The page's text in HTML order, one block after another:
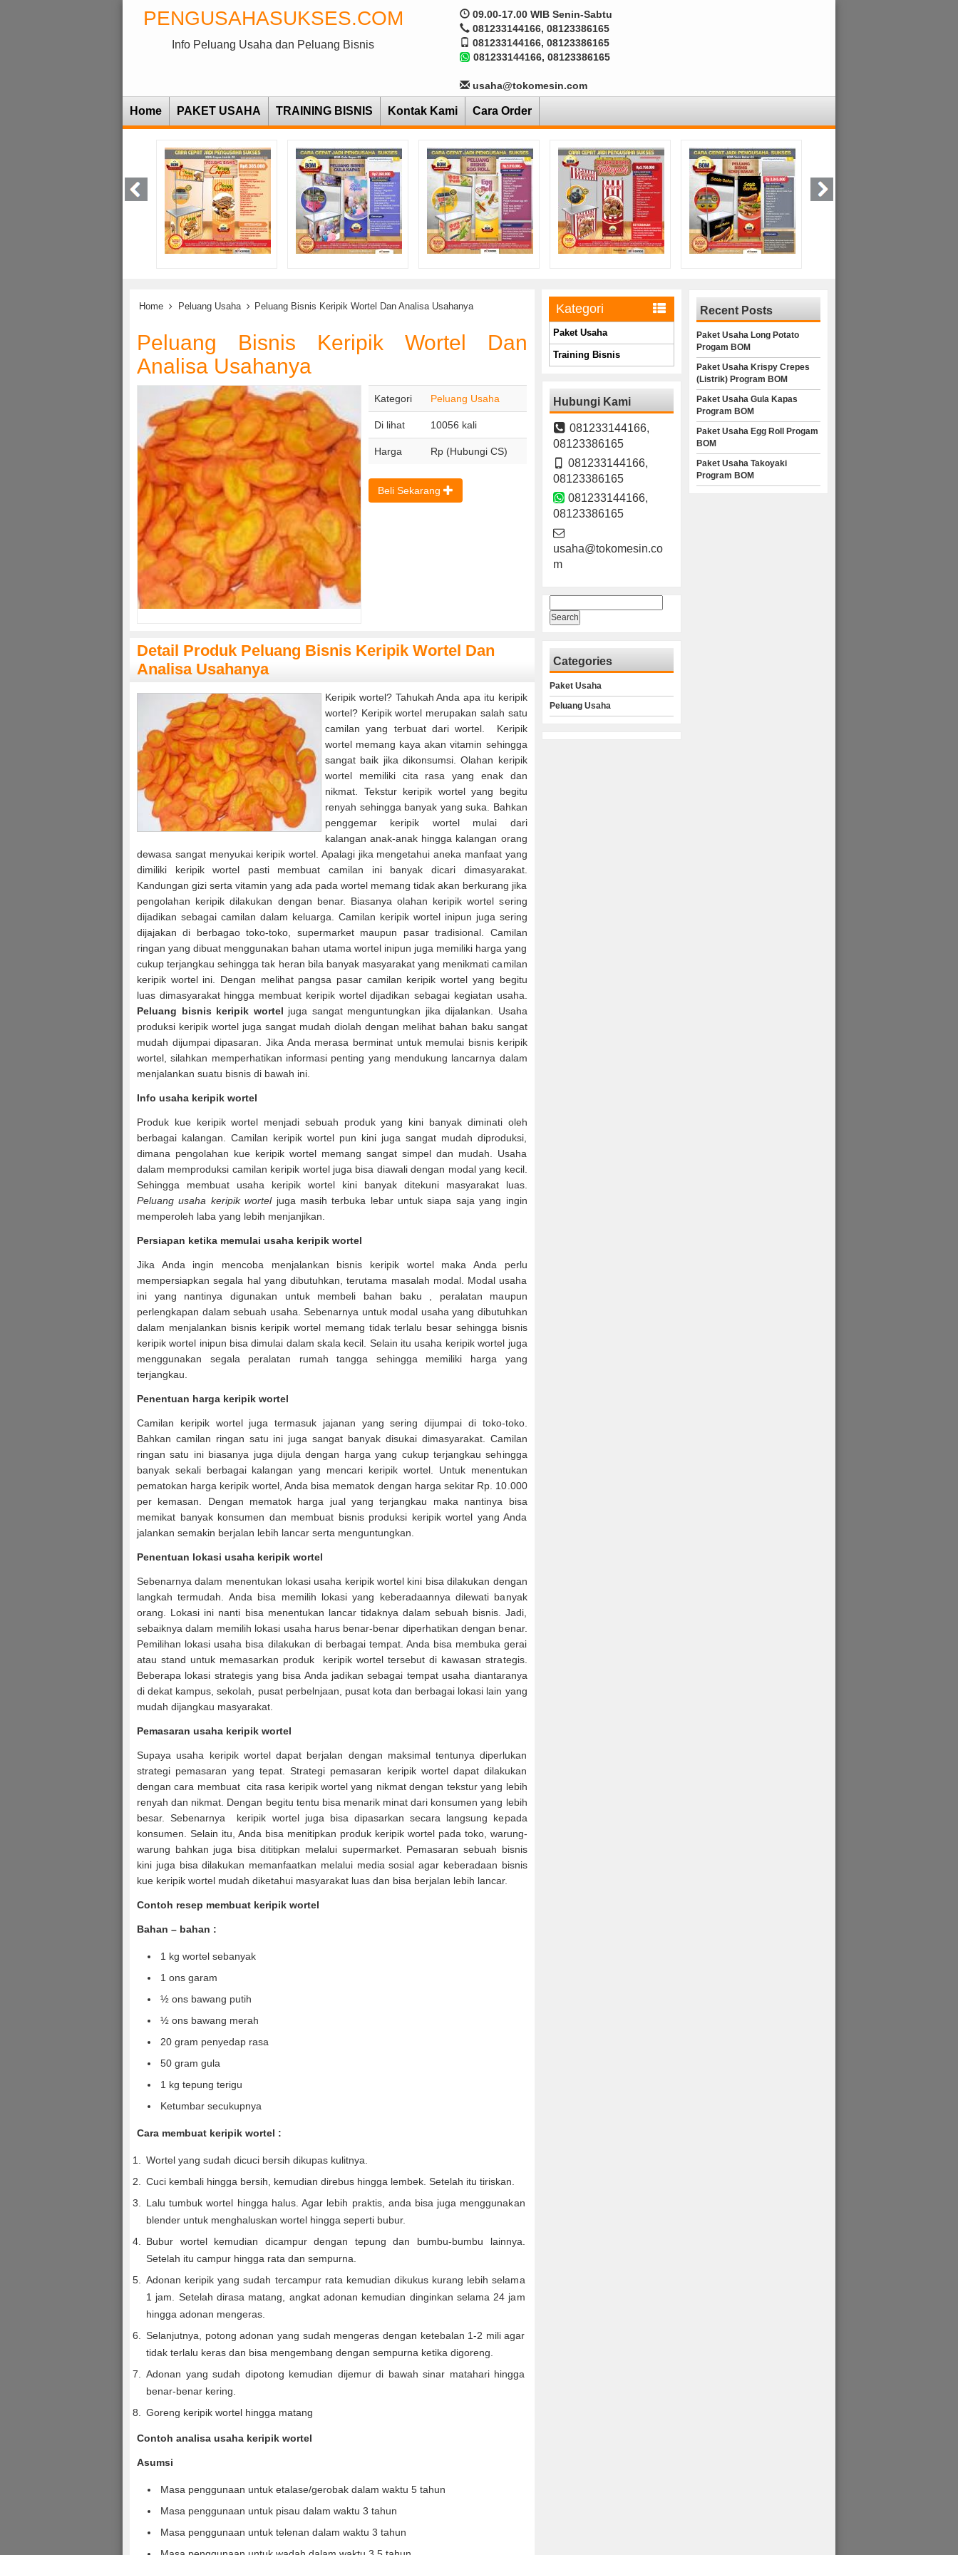
PENGUSAHASUKSES.COM
Info Peluang Usaha dan Peluang Bisnis
09.00-17.00 WIB Senin-Sabtu
081233144166, 08123386165
081233144166, 08123386165
081233144166, 08123386165
usaha@tokomesin.com
Home PAKET USAHA TRAINING BISNIS Kontak Kami Cara Order
Home Peluang Usaha Peluang Bisnis Keripik Wortel Dan Analisa Usahanya
Peluang Bisnis Keripik Wortel Dan
Analisa Usahanya
Kategori Peluang Usaha
Di lihat 10056 kali
Harga Rp (Hubungi CS)
Beli Sekarang
Detail Produk Peluang Bisnis Keripik Wortel Dan
Analisa Usahanya
Keripik wortel? Tahukah Anda apa itu keripik
wortel? Keripik wortel merupakan salah satu
camilan yang terbuat dari wortel. Keripik
wortel memang kaya akan vitamin sehingga
sangat baik jika dikonsumsi. Olahan keripik
wortel memiliki cita rasa yang enak dan
nikmat. Tekstur keripik wortel yang begitu
renyah sehingga banyak yang suka. Bahkan
penggemar keripik wortel mulai dari
kalangan anak-anak hingga kalangan orang
dewasa sangat menyukai keripik wortel. Apalagi jika mengetahui aneka manfaat yang
dimiliki keripik wortel pasti membuat camilan ini banyak dicari dimasyarakat.
Kandungan gizi serta vitamin yang ada pada wortel memang tidak akan berkurang jika
pengolahan keripik dilakukan dengan benar. Biasanya olahan keripik wortel sering
dijadikan sebagai camilan dalam keluarga. Camilan keripik wortel inipun juga sering
dijajakan di berbagao toko-toko, supermarket maupun pasar tradisional. Camilan
ringan yang dibuat menggunakan bahan utama wortel inipun juga memiliki harga yang
cukup terjangkau sehingga tak heran bila banyak masyarakat yang menikmati camilan
keripik wortel ini. Dengan melihat pangsa pasar camilan keripik wortel yang begitu
luas dimasyarakat hingga membuat keripik wortel dijadikan sebagai kegiatan usaha.
Peluang bisnis keripik wortel juga sangat menguntungkan jika dijalankan. Usaha
produksi keripik wortel juga sangat mudah diolah dengan melihat bahan baku sangat
mudah dijumpai dipasaran. Jika Anda merasa berminat untuk memulai bisnis keripik
wortel, silahkan memperhatikan informasi penting yang mendukung lancarnya dalam
menjalankan suatu bisnis di bawah ini.
Info usaha keripik wortel
Produk kue keripik wortel menjadi sebuah produk yang kini banyak diminati oleh
berbagai kalangan. Camilan keripik wortel pun kini juga sangat mudah diproduksi,
dimana pengolahan kue keripik wortel memang sangat simpel dan mudah. Usaha
dalam memproduksi camilan keripik wortel juga bisa diawali dengan modal yang kecil.
Sehingga membuat usaha keripik wortel kini banyak ditekuni masyarakat luas.
Peluang usaha keripik wortel juga masih terbuka lebar untuk siapa saja yang ingin
memperoleh laba yang lebih menjanjikan.
Persiapan ketika memulai usaha keripik wortel
Jika Anda ingin mencoba menjalankan bisnis keripik wortel maka Anda perlu
mempersiapkan segala hal yang dibutuhkan, terutama masalah modal. Modal usaha
ini yang nantinya digunakan untuk membeli bahan baku , peralatan maupun
perlengkapan dalam sebuah usaha. Sebenarnya untuk modal usaha yang dibutuhkan
dalam menjalankan bisnis keripik wortel memang tidak terlalu besar sehingga bisnis
keripik wortel inipun bisa dimulai dalam skala kecil. Selain itu usaha keripik wortel juga
menggunakan segala peralatan rumah tangga sehingga memiliki harga yang
terjangkau.
Penentuan harga keripik wortel
Camilan keripik wortel juga termasuk jajanan yang sering dijumpai di toko-toko.
Bahkan camilan ringan satu ini juga sangat banyak disukai dimasyarakat. Camilan
ringan satu ini biasanya juga dijula dengan harga yang cukup terjangkau sehingga
banyak sekali berbagai kalangan yang mencari keripik wortel. Untuk menentukan
pematokan harga keripik wortel, Anda bisa mematok dengan harga sekitar Rp. 10.000
per kemasan. Dengan mematok harga jual yang terjangkau maka nantinya bisa
memikat banyak konsumen dan membuat bisnis produksi keripik wortel yang Anda
jalankan semakin berjalan lebih lancar serta menguntungkan.
Penentuan lokasi usaha keripik wortel
Sebenarnya dalam menentukan lokasi usaha keripik wortel kini bisa dilakukan dengan
langkah termudah. Anda bisa memilih lokasi yang keberadaannya dilewati banyak
orang. Lokasi ini nanti bisa menentukan lancar tidaknya dalam sebuah bisnis. Jadi,
sebaiknya dalam memilih lokasi usaha harus benar-benar diperhatikan dengan benar.
Pemilihan lokasi usaha bisa dilakukan di berbagai tempat. Anda bisa membuka gerai
atau stand untuk memasarkan produk keripik wortel tersebut di kawasan strategis.
Beberapa lokasi strategis yang bisa Anda jadikan sebagai tempat usaha diantaranya
di dekat kampus, sekolah, pusat perbelnjaan, pusat kota dan berbagai lokasi lain yang
mudah dijangkau masyarakat.
Pemasaran usaha keripik wortel
Supaya usaha keripik wortel dapat berjalan dengan maksimal tentunya diperlukan
strategi pemasaran yang tepat. Strategi pemasaran keripik wortel dapat dilakukan
dengan cara membuat cita rasa keripik wortel yang nikmat dengan tekstur yang lebih
renyah dan nikmat. Dengan begitu tentu bisa menarik minat dari konsumen yang lebih
besar. Sebenarnya keripik wortel juga bisa dipasarkan secara langsung kepada
konsumen. Selain itu, Anda bisa menitipkan produk keripik wortel pada toko, warung-
warung bahkan juga bisa dititipkan melalui supermarket. Pemasaran sebuah bisnis
kini juga bisa dilakukan memanfaatkan melalui media sosial agar keberadaan bisnis
kue keripik wortel mudah diketahui masyarakat luas dan bisa berjalan lebih lancar.
Contoh resep membuat keripik wortel
Bahan – bahan :
1 kg wortel sebanyak
1 ons garam
½ ons bawang putih
½ ons bawang merah
20 gram penyedap rasa
50 gram gula
1 kg tepung terigu
Ketumbar secukupnya
Cara membuat keripik wortel :
Wortel yang sudah dicuci bersih dikupas kulitnya.
Cuci kembali hingga bersih, kemudian direbus hingga lembek. Setelah itu tiriskan.
Lalu tumbuk wortel hingga halus. Agar lebih praktis, anda bisa juga menggunakan
blender untuk menghaluskan wortel hingga seperti bubur.
Bubur wortel kemudian dicampur dengan tepung dan bumbu-bumbu lainnya.
Setelah itu campur hingga rata dan sempurna.
Adonan keripik yang sudah tercampur rata kemudian dikukus kurang lebih selama
1 jam. Setelah dirasa matang, angkat adonan kemudian dinginkan selama 24 jam
hingga adonan mengeras.
Selanjutnya, potong adonan yang sudah mengeras dengan ketebalan 1-2 mili agar
tidak terlalu keras dan bisa mengembang dengan sempurna ketika digoreng.
Adonan yang sudah dipotong kemudian dijemur di bawah sinar matahari hingga
benar-benar kering.
Goreng keripik wortel hingga matang
Contoh analisa usaha keripik wortel
Asumsi
Masa penggunaan untuk etalase/gerobak dalam waktu 5 tahun
Masa penggunaan untuk pisau dalam waktu 3 tahun
Masa penggunaan untuk telenan dalam waktu 3 tahun
Kategori
Paket Usaha
Training Bisnis
Hubungi Kami
081233144166,
08123386165
081233144166,
08123386165
081233144166,
08123386165
usaha@tokomesin.co
m
for:
Categories
Paket Usaha
Peluang Usaha
Recent Posts
Paket Usaha Long Potato
Progam BOM
Paket Usaha Krispy Crepes
(Listrik) Program BOM
Paket Usaha Gula Kapas
Program BOM
Paket Usaha Egg Roll Progam
BOM
Paket Usaha Takoyaki
Program BOM